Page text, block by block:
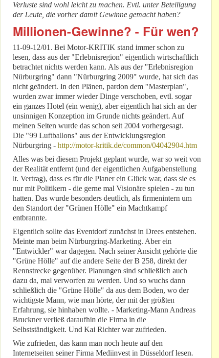
Verluste sind wohl leicht zu machen. Evtl. unter Beteiligung
der Leute, die vorher damit Gewinne gemacht haben?
Millionen-Gewinne? - Für wen?
11-09-12/01. Bei Motor-KRITIK stand immer schon zu
lesen, dass aus der "Erlebnisregion" eigentlich wirtschaftlich
betrachtet nichts werden kann. Als aus der "Erlebnisregion
Nürburgring" dann "Nürburgring 2009" wurde, hat sich das
nicht geändert. In den Plänen, pardon dem "Masterplan",
wurden zwar immer wieder Dinge verschoben, evtl. sogar
ein ganzes Hotel (ein wenig), aber eigentlich hat sich an der
unsinnigen Konzeption im Grunde nichts geändert. Auf
meinen Seiten wurde das schon seit 2004 vorhergesagt.
Die "99 Luftballons" aus der Entwicklungsregion
Nürburgring - http://motor-kritik.de/common/04042904.htm
Alles was bei diesem Projekt geplant wurde, war so weit von
der Realität entfernt (und der eigentlichen Aufgabenstellung
lt. Vertrag), dass es für die Planer ein Glück war, dass sie es
nur mit Politikern - die gerne mal Visionäre spielen - zu tun
hatten. Das wurde besonders deutlich, als firmenintern um
den Standort der "Grünen Hölle" ein Machtkampf
entbrannte.
Eigentlich sollte das Eventdorf zunächst in Drees entstehen.
Meinte man beim Nürburgring-Marketing. Aber ein
"Entwickler" war dagegen. Nach seiner Ansicht gehörte die
"Grüne Hölle" auf die andere Seite der B 258, direkt der
Rennstrecke gegenüber. Planungen sind schließlich auch
dazu da, mal verworfen zu werden. Und so wuchs dann
schließlich die "Grüne Hölle" da aus dem Boden, wo der
wichtigste Mann, wie man hörte, der mit der größten
Erfahrung, sie hinhaben wollte. - Marketing-Mann Andreas
Bruckner verließ daraufhin die Firma in die
Selbstständigkeit. Und Kai Richter war zufrieden.
Wie zufrieden, das kann man noch heute auf den
Internetseiten seiner Firma Mediinvest in Düsseldorf lesen.